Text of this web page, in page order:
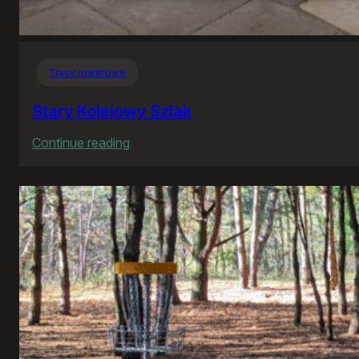
Trasy rowerowe
Stary Kolejowy Szlak
Continue reading
Kolejowy
Szlak